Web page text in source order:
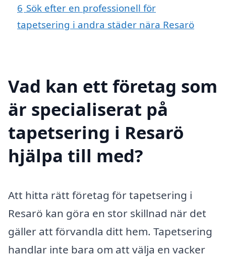
6 Sök efter en professionell för
tapetsering i andra städer nära Resarö
Vad kan ett företag som
är specialiserat på
tapetsering i Resarö
hjälpa till med?
Att hitta rätt företag för tapetsering i
Resarö kan göra en stor skillnad när det
gäller att förvandla ditt hem. Tapetsering
handlar inte bara om att välja en vacker